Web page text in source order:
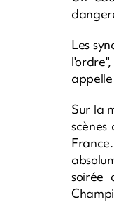
Les
Sur la
soirée